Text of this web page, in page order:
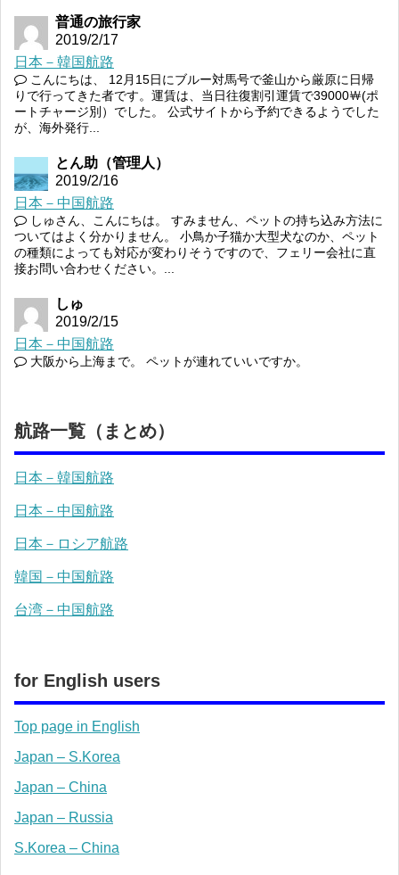
普通の旅行家
2019/2/17
日本－韓国航路
こんにちは、 12月15日にブルー対馬号で釜山から厳原に日帰
りで行ってきた者です。運賃は、当日往復割引運賃で39000￦(ポ
ートチャージ別）でした。 公式サイトから予約できるようでした
が、海外発行...
とん助（管理人）
2019/2/16
日本－中国航路
しゅさん、こんにちは。 すみません、ペットの持ち込み方法に
ついてはよく分かりません。 小鳥か子猫か大型犬なのか、ペット
の種類によっても対応が変わりそうですので、フェリー会社に直
接お問い合わせください。...
しゅ
2019/2/15
日本－中国航路
大阪から上海まで。 ペットが連れていいですか。
航路一覧（まとめ）
日本－韓国航路
日本－中国航路
日本－ロシア航路
韓国－中国航路
台湾－中国航路
for English users
Top page in English
Japan – S.Korea
Japan – China
Japan – Russia
S.Korea – China